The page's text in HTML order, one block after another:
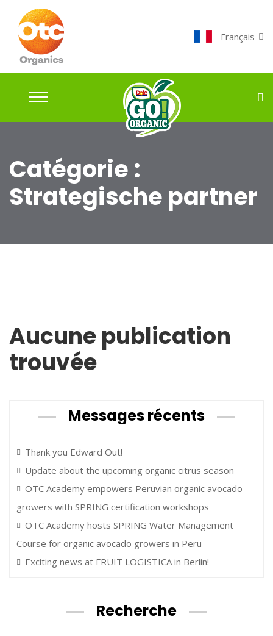
Français
Catégorie :
Strategische partner
Aucune publication
trouvée
Messages récents
Thank you Edward Out!
Update about the upcoming organic citrus season
OTC Academy empowers Peruvian organic avocado
growers with SPRING certification workshops
OTC Academy hosts SPRING Water Management
Course for organic avocado growers in Peru
Exciting news at FRUIT LOGISTICA in Berlin!
Recherche